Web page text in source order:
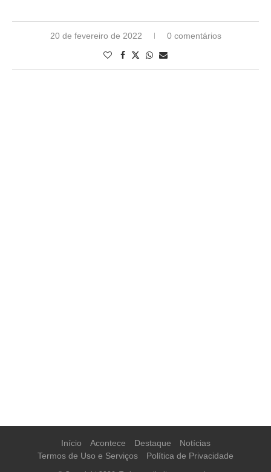
20 de fevereiro de 2022 0 comentários
Início Acontece Destaque
Notícias
Termos de Uso e Serviços
Política de Privacidade